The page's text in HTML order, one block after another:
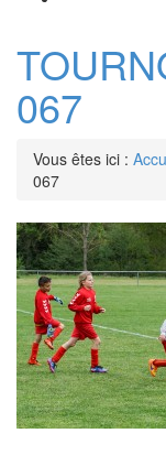
067
Vous êtes ici :
067